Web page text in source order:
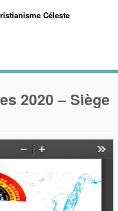
Céleste
2020 – Siège